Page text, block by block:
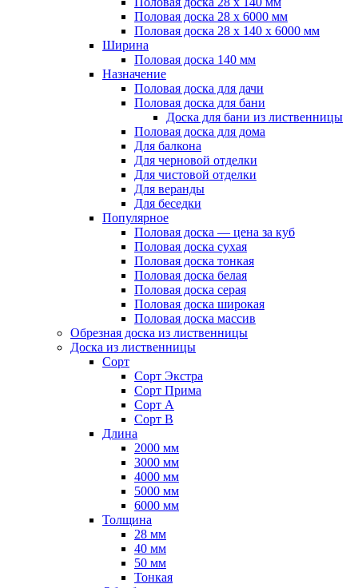
Половая доска 28 х 6000 мм
Половая доска 28 х 140 х 6000 мм
Ширина
Половая доска 140 мм
Назначение
Половая доска для дачи
Половая доска для бани
Доска для бани из лиственницы
Половая доска для дома
Для балкона
Для черновой отделки
Для чистовой отделки
Для веранды
Для беседки
Популярное
Половая доска — цена за куб
Половая доска сухая
Половая доска тонкая
Половая доска белая
Половая доска серая
Половая доска широкая
Половая доска массив
Обрезная доска из лиственницы
Доска из лиственницы
Сорт
Сорт Экстра
Сорт Прима
Сорт А
Сорт B
Длина
2000 мм
3000 мм
4000 мм
5000 мм
6000 мм
Толщина
28 мм
40 мм
50 мм
Тонкая